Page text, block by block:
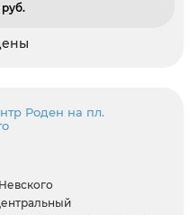
pуб.
Роден на пл.